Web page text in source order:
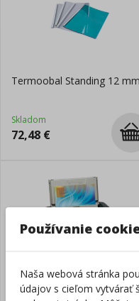
Termoobal Standing 12 mm
Skladom
72,48 €
Používanie
Naša webová stránka
údajov s cieľom vytvárať